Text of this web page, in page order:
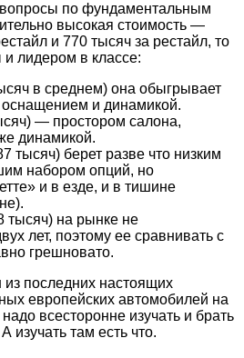
по фундаментальным
высокая стоимость —
и 770 тысяч за рестайл, то
лидером в классе:
в среднем) она обыгрывает
и динамикой.
— простором салона,
динамикой.
тысяч) берет разве что низким
набором опций, но
и в езде, и в тишине
тысяч) на рынке не
лет, поэтому ее сравнивать с
грешновато.
последних настоящих
европейских автомобилей на
всесторонне изучать и брать
изучать там есть что.